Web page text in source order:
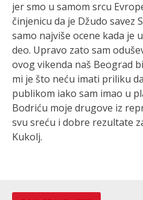
jer smo u samom srcu
činjenicu da je Džudo savez
samo najviše ocene kada je
deo. Upravo zato sam
ovog vikenda naš Beograd
mi je što neću imati priliku
publikom iako sam imao u
Bodriću moje drugove iz
svu sreću i dobre rezultate
Kukolj.